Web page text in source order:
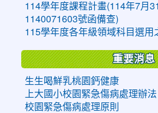
114學年度課程計畫(114年7月
1140071603號函備查)
115學年度各年級領域科目選用
重要消息
生生喝鮮乳桃園鈣健康
上大國小校園緊急傷病處理辦法
校園緊急傷病處理原則